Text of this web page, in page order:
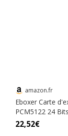
amazon.fr
Eboxer Carte
PCM5122 24
22,52€